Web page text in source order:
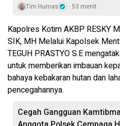
Tim Humas 53 menit
Kapolres Kotim AKBP RESKY
SIK, MH Melalui Kapolsek
TEGUH PRASTYO S.E
untuk memberikan imbauan
bahaya kebakaran hutan dan
pencegahannya.
Cegah Gangguan